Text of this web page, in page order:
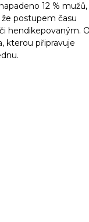
12 % mužů,
postupem času
hendikepovaným.
kterou připravuje